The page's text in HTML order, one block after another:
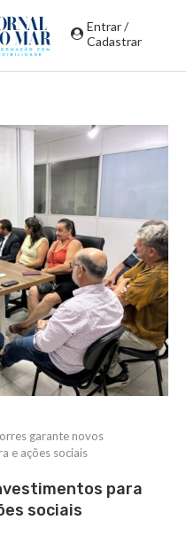
Entrar /
Cadastrar
garante novos
e ações sociais
para
sociais